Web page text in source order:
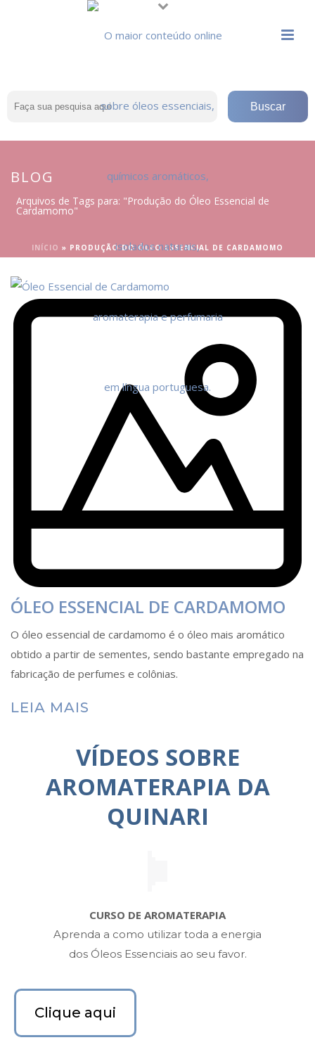
BLOG
Arquivos de Tags para: "Produção do Óleo Essencial de
Cardamomo"
INÍCIO » PRODUÇÃO DO ÓLEO ESSENCIAL DE CARDAMOMO
ÓLEO ESSENCIAL DE CARDAMOMO
O óleo essencial de cardamomo é o óleo mais aromático
obtido a partir de sementes, sendo bastante empregado na
fabricação de perfumes e colônias.
LEIA MAIS
VÍDEOS SOBRE
AROMATERAPIA DA
QUINARI
CURSO DE AROMATERAPIA
Aprenda a como utilizar toda a energia
dos Óleos Essenciais ao seu favor.
Clique aqui